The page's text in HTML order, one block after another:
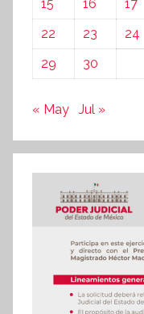
15
16 17
22
23 24
29
30
« May Jul »